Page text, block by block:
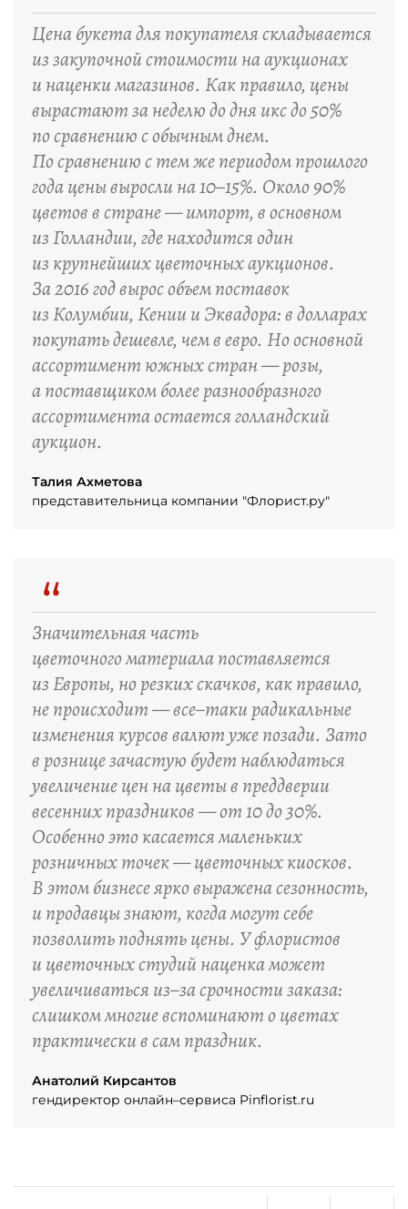
Цена букета для покупателя складывается
из закупочной стоимости на аукционах
и наценки магазинов. Как правило, цены
вырастают за неделю до дня икс до 50%
по сравнению с обычным днем.
По сравнению с тем же периодом прошлого
года цены выросли на 10–15%. Около 90%
цветов в стране — импорт, в основном
из Голландии, где находится один
из крупнейших цветочных аукционов.
За 2016 год вырос объем поставок
из Колумбии, Кении и Эквадора: в долларах
покупать дешевле, чем в евро. Но основной
ассортимент южных стран — розы,
а поставщиком более разнообразного
ассортимента остается голландский
аукцион.
Талия Ахметова
представительница компании "Флорист.ру"
“
Значительная часть
цветочного материала поставляется
из Европы, но резких скачков, как правило,
не происходит — все–таки радикальные
изменения курсов валют уже позади. Зато
в рознице зачастую будет наблюдаться
увеличение цен на цветы в преддверии
весенних праздников — от 10 до 30%.
Особенно это касается маленьких
розничных точек — цветочных киосков.
В этом бизнесе ярко выражена сезонность,
и продавцы знают, когда могут себе
позволить поднять цены. У флористов
и цветочных студий наценка может
увеличиваться из–за срочности заказа:
слишком многие вспоминают о цветах
практически в сам праздник.
Анатолий Кирсантов
гендиректор онлайн–сервиса Pinflorist.ru